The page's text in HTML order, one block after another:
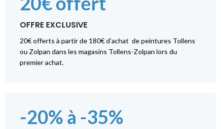
OFFRE EXCLUSIVE
20€ offerts à partir de 180€ d’achat de peintures Tollens
ou Zolpan dans les magasins Tollens-Zolpan lors du
premier achat.
-20% à -35%